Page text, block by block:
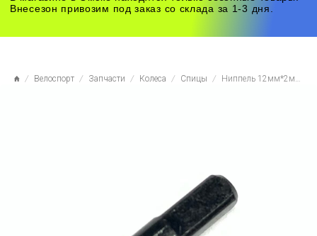
Велоспорт Запчасти Колеса Спицы